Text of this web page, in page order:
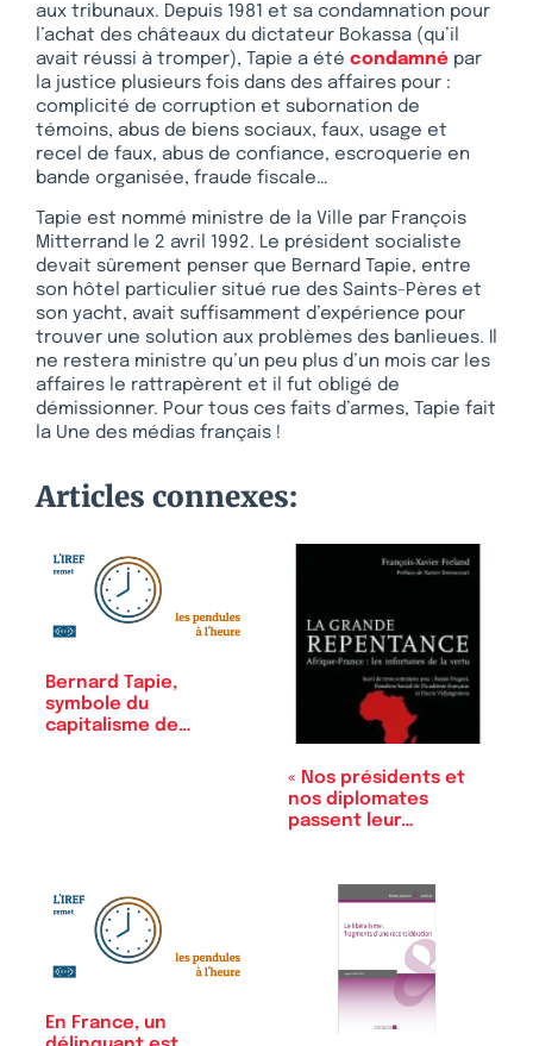
aux tribunaux. Depuis 1981 et sa condamnation pour
l’achat des châteaux du dictateur Bokassa (qu’il
avait réussi à tromper), Tapie a été condamné par
la justice plusieurs fois dans des affaires pour :
complicité de corruption et subornation de
témoins, abus de biens sociaux, faux, usage et
recel de faux, abus de confiance, escroquerie en
bande organisée, fraude fiscale…
Tapie est nommé ministre de la Ville par François
Mitterrand le 2 avril 1992. Le président socialiste
devait sûrement penser que Bernard Tapie, entre
son hôtel particulier situé rue des Saints-Pères et
son yacht, avait suffisamment d’expérience pour
trouver une solution aux problèmes des banlieues. Il
ne restera ministre qu’un peu plus d’un mois car les
affaires le rattrapèrent et il fut obligé de
démissionner. Pour tous ces faits d’armes, Tapie fait
la Une des médias français !
Articles connexes:
Bernard Tapie,
symbole du
capitalisme de
« Nos présidents et
nos diplomates
passent leur…
En France, un